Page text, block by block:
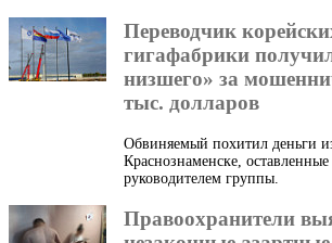
Переводчик
гигафабрики
низшего» за
тыс. долларов
Обвиняемый похитил деньги
Краснознаменске,
руководителем группы.
Правоохранители